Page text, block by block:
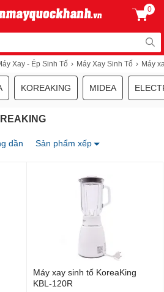
0
Xay - Ép Sinh Tố Máy Xay Sinh Tố Máy
KOREAKING MIDEA
dần Sản phẩm xếp
Máy xay sinh tố KoreaKing
KBL-120R